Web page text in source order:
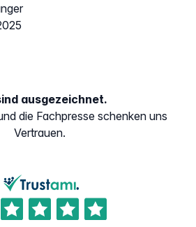
ausgezeichnet.
die Fachpresse schenken uns
Vertrauen.